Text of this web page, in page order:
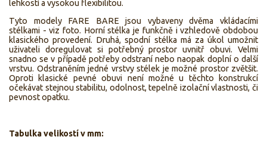
lehkostí a vysokou flexibilitou.
Tyto modely FARE BARE jsou vybaveny dvěma vkládacími
stélkami - viz foto. Horní stélka je funkčně i vzhledově obdobou
klasického provedení. Druhá, spodní stélka má za úkol umožnit
uživateli doregulovat si potřebný prostor uvnitř obuvi. Velmi
snadno se v případě potřeby odstraní nebo naopak doplní o další
vrstvu. Odstraněním jedné vrstvy stélek je možné prostor zvětšit.
Oproti klasické pevné obuvi není možné u těchto konstrukcí
očekávat stejnou stabilitu, odolnost, tepelně izolační vlastnosti, či
pevnost opatku.
Tabulka velikostí v mm: